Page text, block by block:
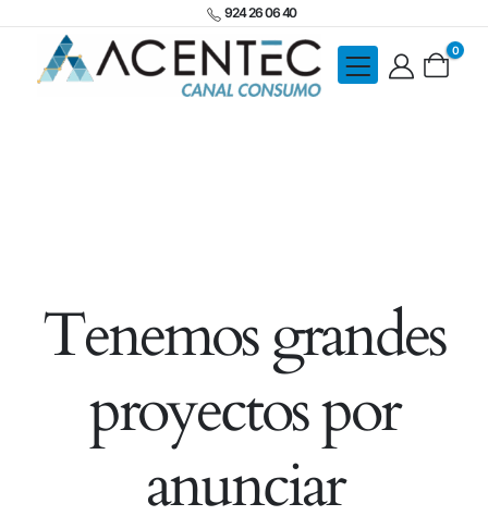
924 26 06 40
0
Tenemos grandes
proyectos por
anunciar